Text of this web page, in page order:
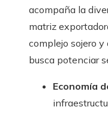
acompaña la
matriz
complejo sojero
busca potenciar
Economía